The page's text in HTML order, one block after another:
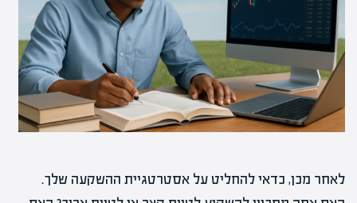
לאחר מכן, כדאי להחליט על אסטרטגיית ההשקעה שלך.